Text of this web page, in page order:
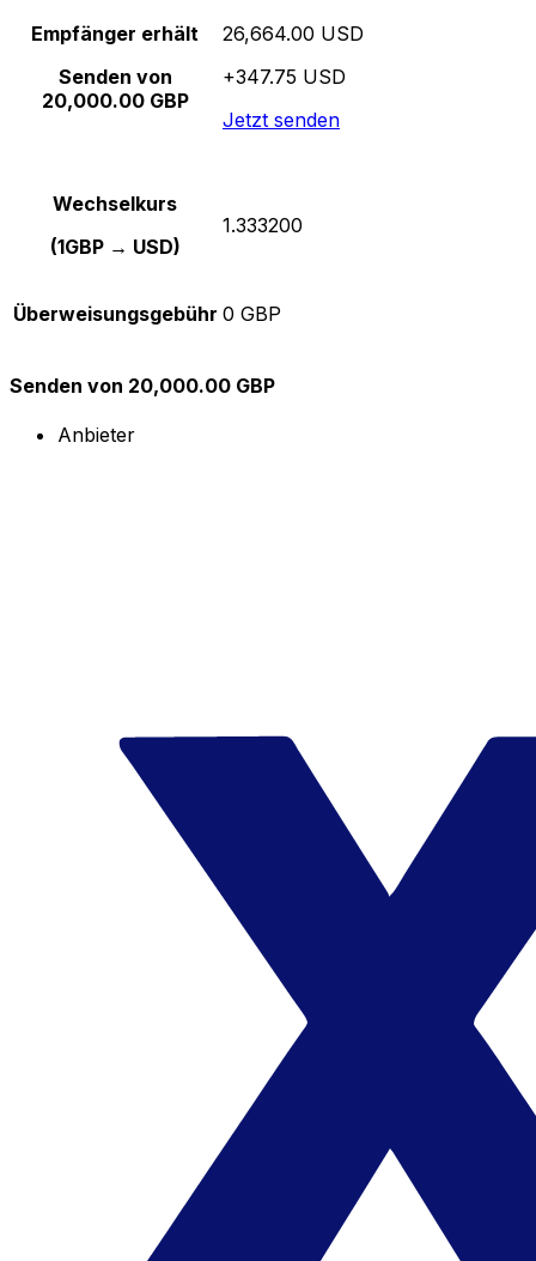
Empfänger erhält
Senden von
20,000.00 GBP
26,664.00 USD
+347.75 USD
Jetzt senden
Wechselkurs
(1GBP → USD)
1.333200
Überweisungsgebühr 0 GBP
Senden von 20,000.00 GBP
Anbieter